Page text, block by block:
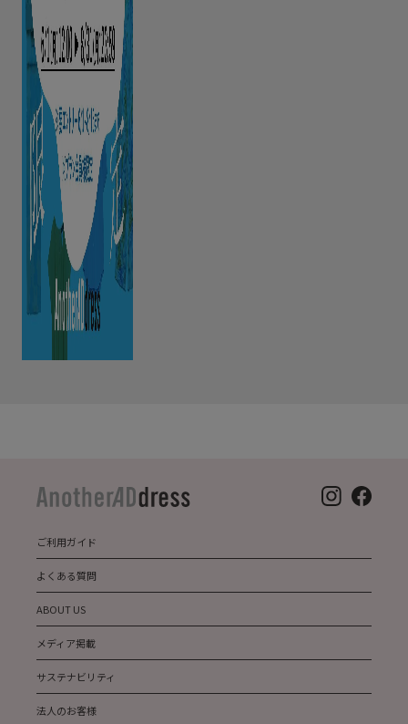
ご利用ガイド
よくある質問
ABOUT US
メディア掲載
サステナビリティ
法人のお客様